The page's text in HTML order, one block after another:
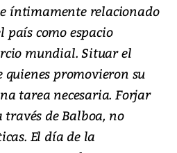
íntimamente relacionado
país como espacio
mundial. Situar el
quienes promovieron su
tarea necesaria. Forjar
de Balboa, no
El día de la